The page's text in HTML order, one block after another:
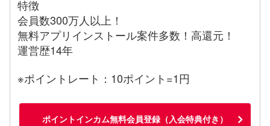
特徴
会員数300万人以上！
無料アプリインストール案件多数！高還元！
運営歴14年
※ポイントレート：10ポイント=1円
ポイントインカム無料会員登録（入会特典付き）